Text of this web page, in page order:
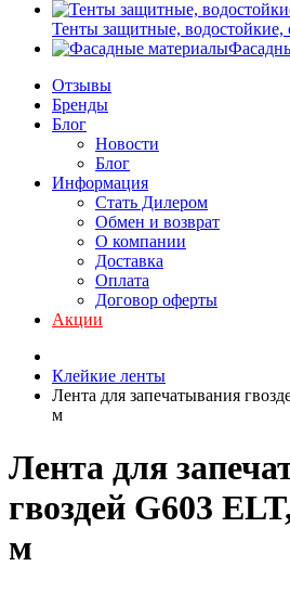
Тенты защитные, водостойкие,
Отзывы
Бренды
Блог
Новости
Блог
Информация
Стать Дилером
Обмен и возврат
О компании
Доставка
Оплата
Договор оферты
Акции
Клейкие ленты
Лента для запечатывания
м
Лента для
гвоздей G603
м